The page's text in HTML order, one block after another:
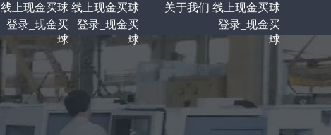
线上现金买球
登录_现金买
球
线上现金买球
登录_现金买
球
关于我们 线上现金买球
登录_现金买
球